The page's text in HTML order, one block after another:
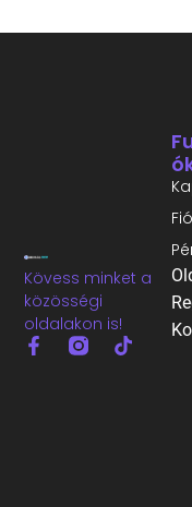
Kövess minket a
közösségi
oldalakon is!